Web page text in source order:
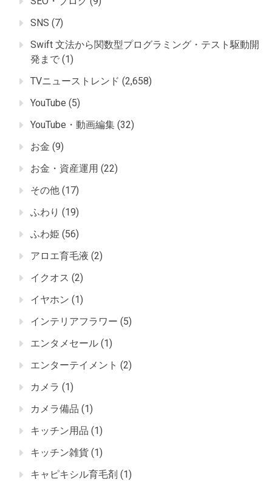
SNS (7)
Swift 文法から関数型プログラミング・テスト駆動開
発まで (1)
TVニューストレンド (2,658)
YouTube (5)
YouTube・動画編集 (32)
お金 (9)
お金・資産運用 (22)
その他 (17)
ふわり (19)
ふわ姫 (56)
アロエ育毛液 (2)
イクオス (2)
イヤホン (1)
インテリアフラワー (5)
エンタメセール (1)
エンターテイメント (2)
カメラ (1)
カメラ備品 (1)
キッチン用品 (1)
キッチン雑貨 (1)
キャピキシル育毛剤 (1)